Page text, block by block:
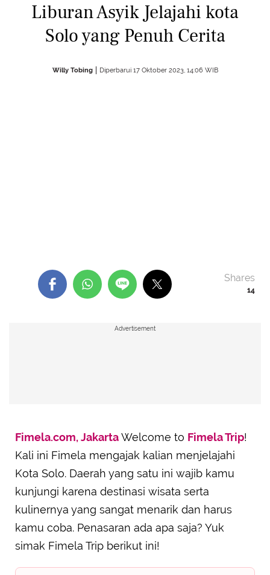
Liburan Asyik Jelajahi kota
Solo yang Penuh Cerita
Willy Tobing Diperbarui 17 Oktober 2023, 14:06 WIB
14
Shares
Advertisement
Fimela.com, JakartaWelcome to Fimela Trip!
Kali ini Fimela mengajak kalian menjelajahi
Kota Solo. Daerah yang satu ini wajib kamu
kunjungi karena destinasi wisata serta
kulinernya yang sangat menarik dan harus
kamu coba. Penasaran ada apa saja? Yuk
simak Fimela Trip berikut ini!